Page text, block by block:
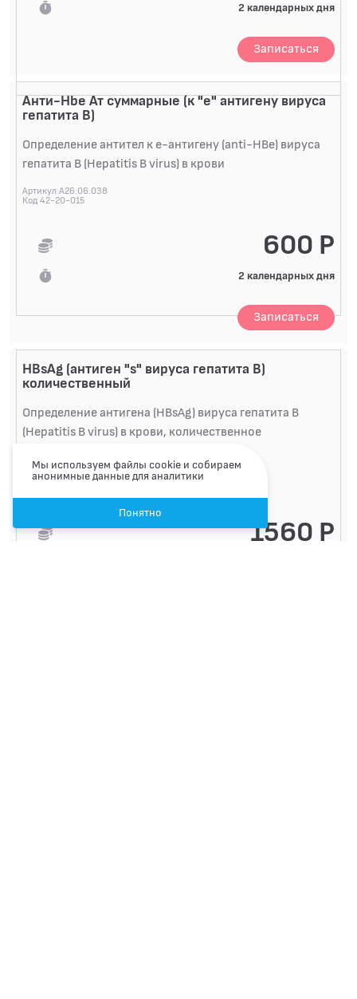
2 календарных дня
Записаться
Анти-Hbe Ат суммарные (к "е" антигену вируса
гепатита В)
Определение антител к e-антигену (anti-HBe) вируса
гепатита B (Hepatitis B virus) в крови
Артикул A26.06.038
Код 42-20-015
600 Р
2 календарных дня
Записаться
HBsAg (антиген "s" вируса гепатита B)
количественный
Определение антигена (HBsAg) вируса гепатита B
(Hepatitis B virus) в крови, количественное
Артикул A26.06.036.002
1560 Р
Мы используем файлы cookie и собираем
анонимные данные для аналитики
Понятно